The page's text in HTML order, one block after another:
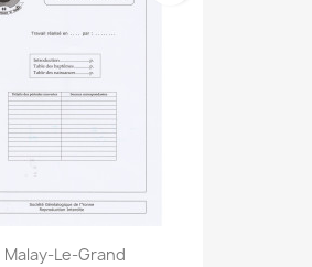
Malay-Le-Grand